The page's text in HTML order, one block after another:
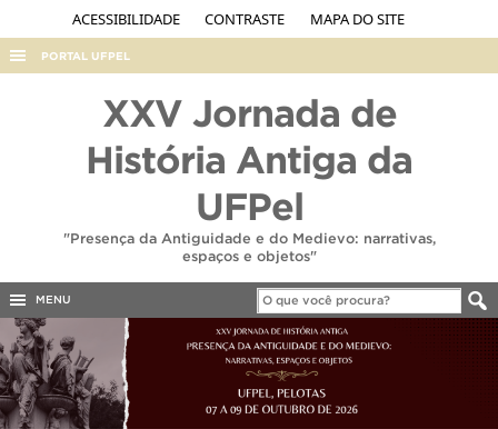
ACESSIBILIDADE CONTRASTE MAPA DO SITE
PORTAL UFPEL
EDITAIS
INTERNACIONAL
OUVIDORIA
PORTARIAS
TELEFONES
XXV Jornada de
História Antiga da
UFPel
"Presença da Antiguidade e do Medievo: narrativas,
espaços e objetos"
MENU